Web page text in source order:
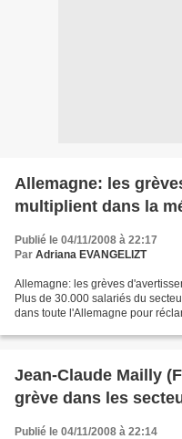
Allemagne: les
multiplient dans la
Publié le 04/11/2008 à 22:17
Par Adriana EVANGELIZT
Allemagne: les grèves
Plus de 30.000 salariés du
dans toute l'Allemagne pour
Jean-Claude Mailly
grève dans les
Publié le 04/11/2008 à 22:14